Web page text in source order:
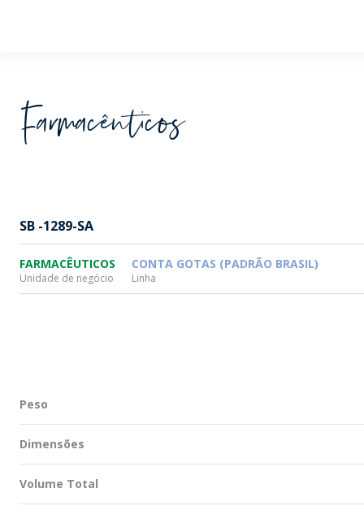
Farmacêuticos
SB -1289-SA
FARMACÊUTICOS
Unidade de negócio
CONTA GOTAS (PADRÃO BRASIL)
Linha
Peso
Dimensões
Volume Total